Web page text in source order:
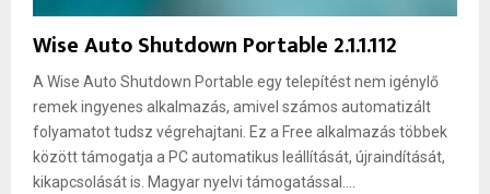
Wise Auto Shutdown Portable 2.1.1.112
A Wise Auto Shutdown Portable egy telepítést nem igénylő
remek ingyenes alkalmazás, amivel számos automatizált
folyamatot tudsz végrehajtani. Ez a Free alkalmazás többek
között támogatja a PC automatikus leállítását, újraindítását,
kikapcsolását is. Magyar nyelvi támogatással....